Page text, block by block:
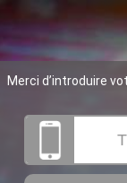
Merci d’introduire